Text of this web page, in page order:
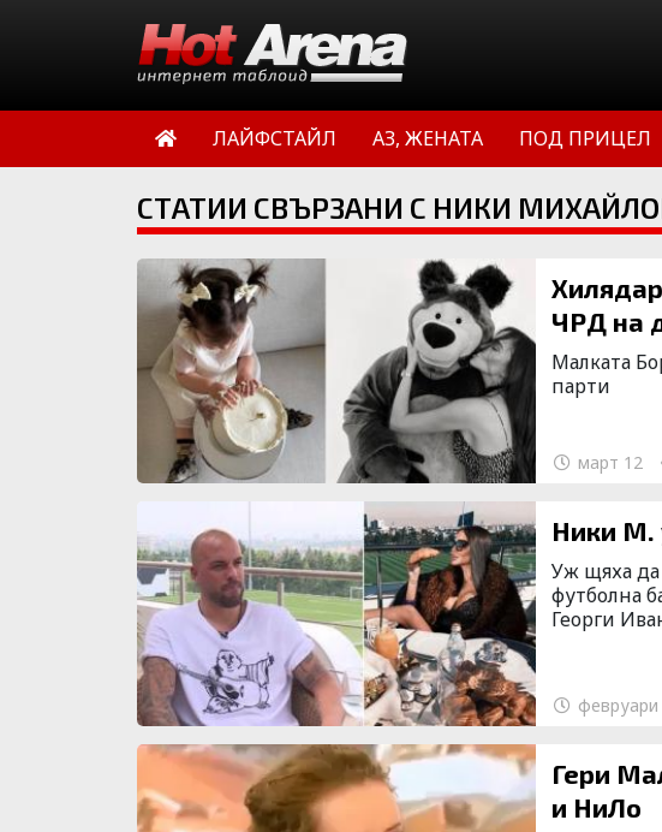
ЛАЙФСТАЙЛ АЗ, ЖЕНАТА ПОД ПРИЦЕЛ
СТАТИИ СВЪРЗАНИ С НИКИ
ЧРД на
Малката
парти
март 12
Ники М.
Уж щяха да
футболна
Георги
февруари
Гери
и НиЛо